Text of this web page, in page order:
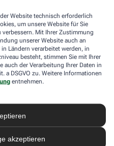
Website technisch erforderlich
um unsere Website für Sie
Mit Ihrer Zustimmung
unserer Website auch an
Ländern verarbeitet werden, in
besteht, stimmen Sie mit Ihrer
der Verarbeitung Ihrer Daten in
a DSGVO zu. Weitere Informationen
entnehmen.
akzeptieren
Sie die Anwendung ärztlich
Einnahme von
wirken,
Ebenso sollte
oder Stillzeit
die Milchproduktion stören